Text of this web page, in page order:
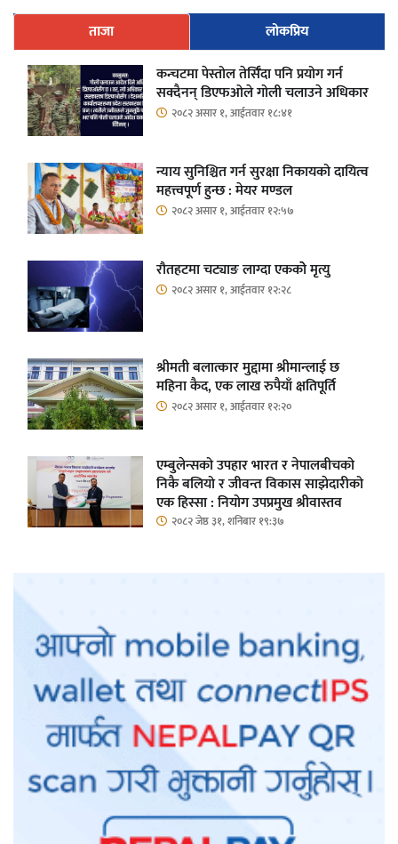
ताजा
लोकप्रिय
कन्चटमा पेस्तोल तेर्सिँदा पनि प्रयोग गर्न
सक्दैनन् डिएफओले गोली चलाउने अधिकार
२०८२ असार १, आईतवार १८:४१
न्याय सुनिश्चित गर्न सुरक्षा निकायको दायित्व
महत्त्वपूर्ण हुन्छ : मेयर मण्डल
२०८२ असार १, आईतवार १२:५७
रौतहटमा चट्याङ लाग्दा एककोे मृत्यु
२०८२ असार १, आईतवार १२:२८
श्रीमती बलात्कार मुद्दामा श्रीमान्लाई छ
महिना कैद, एक लाख रुपैयाँ क्षतिपूर्ति
२०८२ असार १, आईतवार १२:२०
एम्बुलेन्सको उपहार भारत र नेपालबीचको
निकै बलियो र जीवन्त विकास साझेदारीको
एक हिस्सा : नियोग उपप्रमुख श्रीवास्तव
२०८२ जेष्ठ ३१, शनिबार १९:३७